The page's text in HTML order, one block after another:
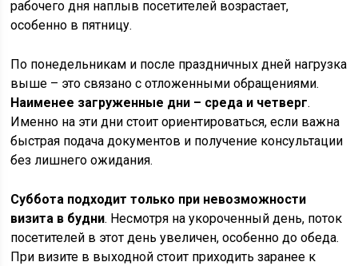
рабочего дня наплыв посетителей возрастает,
особенно в пятницу.
По понедельникам и после праздничных дней нагрузка
выше – это связано с отложенными обращениями.
Наименее загруженные дни – среда и четверг.
Именно на эти дни стоит ориентироваться, если важна
быстрая подача документов и получение консультации
без лишнего ожидания.
Суббота подходит только при невозможности
визита в будни. Несмотря на укороченный день, поток
посетителей в этот день увеличен, особенно до обеда.
При визите в выходной стоит приходить заранее к